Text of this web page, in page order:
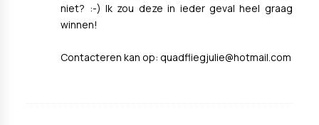
niet? :-) Ik zou deze in ieder geval heel graag
winnen!
Contacteren kan op: quadfliegjulie@hotmail.com